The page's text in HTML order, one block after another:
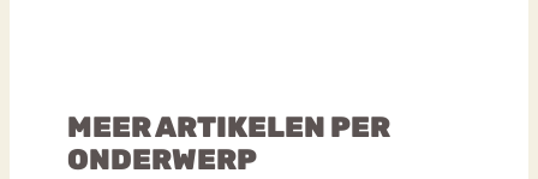
MEER ARTIKELEN PER
ONDERWERP